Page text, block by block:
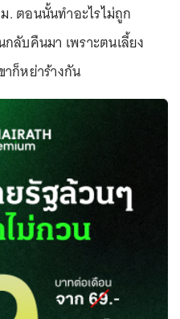
. ตอนนั้นทำอะไรไม่ถูก
ลับคืนมา เพราะตนเลี้ยง
ก็หย่าร้างกัน